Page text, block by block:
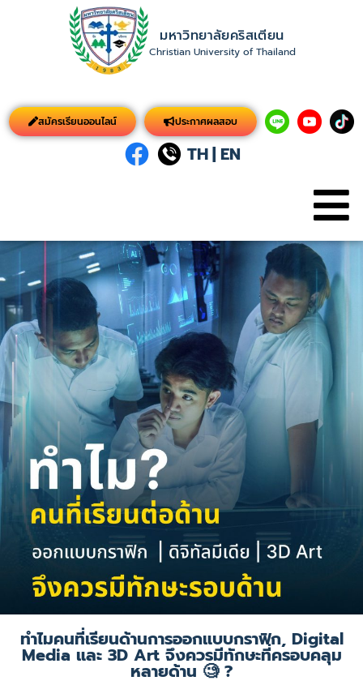
มหาวิทยาลัยคริสเตียน
Christian University of Thailand
สมัครเรียนออนไลน์ ประกาศผลสอบ
TH| EN
ทำไมคนที่เรียนด้านการออกแบบกราฟิก, Digital
Media และ 3D Art จึงควรมีทักษะที่ครอบคลุม
หลายด้าน 🧐 ?